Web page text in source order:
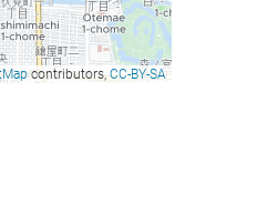
contributors,CC-BY-SA